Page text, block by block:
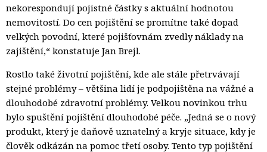
nekorespondují pojistné částky s aktuální hodnotou
nemovitostí. Do cen pojištění se promítne také dopad
velkých povodní, které pojišťovnám zvedly náklady na
zajištění,“ konstatuje Jan Brejl.
Rostlo také životní pojištění, kde ale stále přetrvávají
stejné problémy – většina lidí je podpojištěna na vážné a
dlouhodobé zdravotní problémy. Velkou novinkou trhu
bylo spuštění pojištění dlouhodobé péče. „Jedná se o nový
produkt, který je daňově uznatelný a kryje situace, kdy je
člověk odkázán na pomoc třetí osoby. Tento typ pojištění